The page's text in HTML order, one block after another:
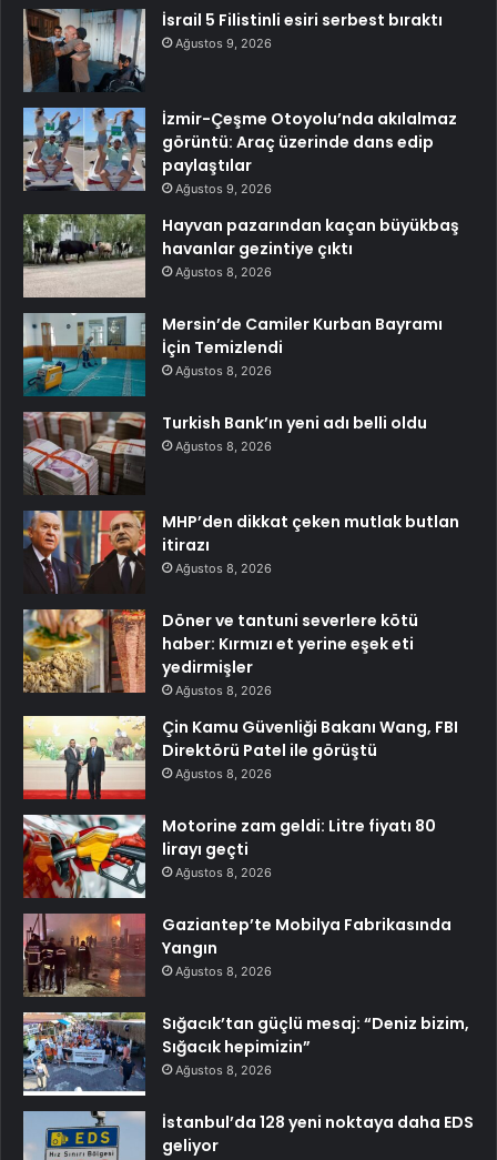
İsrail 5 Filistinli esiri serbest bıraktı
Ağustos 9, 2026
İzmir-Çeşme Otoyolu’nda akılalmaz
görüntü: Araç üzerinde dans edip
paylaştılar
Ağustos 9, 2026
Hayvan pazarından kaçan büyükbaş
havanlar gezintiye çıktı
Ağustos 8, 2026
Mersin’de Camiler Kurban Bayramı
İçin Temizlendi
Ağustos 8, 2026
Turkish Bank’ın yeni adı belli oldu
Ağustos 8, 2026
MHP’den dikkat çeken mutlak butlan
itirazı
Ağustos 8, 2026
Döner ve tantuni severlere kötü
haber: Kırmızı et yerine eşek eti
yedirmişler
Ağustos 8, 2026
Çin Kamu Güvenliği Bakanı Wang, FBI
Direktörü Patel ile görüştü
Ağustos 8, 2026
Motorine zam geldi: Litre fiyatı 80
lirayı geçti
Ağustos 8, 2026
Gaziantep’te Mobilya Fabrikasında
Yangın
Ağustos 8, 2026
Sığacık’tan güçlü mesaj: “Deniz bizim,
Sığacık hepimizin”
Ağustos 8, 2026
İstanbul’da 128 yeni noktaya daha EDS
geliyor